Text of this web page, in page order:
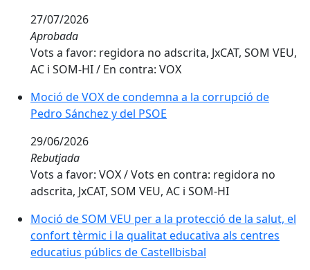
27/07/2026
Aprobada
Vots a favor: regidora no adscrita, JxCAT, SOM VEU,
AC i SOM-HI / En contra: VOX
Moció de VOX de condemna a la corrupció de
Pedro Sánchez y del PSOE
29/06/2026
Rebutjada
Vots a favor: VOX / Vots en contra: regidora no
adscrita, JxCAT, SOM VEU, AC i SOM-HI
Moció de SOM VEU per a la protecció de la salut, el
confort tèrmic i la qualitat educativa als centres
educatius públics de Castellbisbal